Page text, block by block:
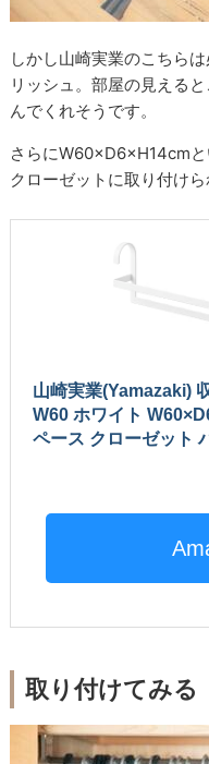
しかし山崎実業のこちら
リッシュ。部屋の見える
んでくれそうです。
さらにW60×D6×H14cm
クローゼットに取り付け
山崎実業(Yamazaki)
W60 ホワイト
ペース クローゼット
取り付けてみる